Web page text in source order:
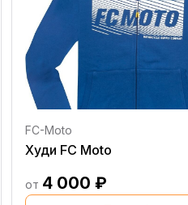
FC-Moto
Худи FC Moto
от 4 000 ₽